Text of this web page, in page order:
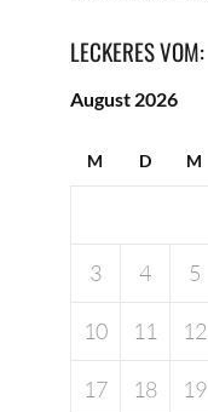
LECKERES VOM:
August 2026
M D M
3 4 5
10 11 12
17 18 19